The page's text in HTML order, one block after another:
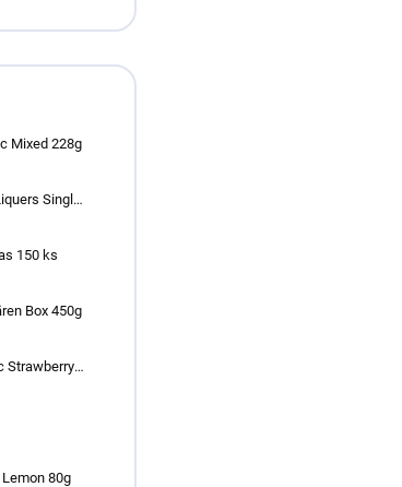
Mixed 228g
Singl
150 ks
Box 450g
Strawberry
80g